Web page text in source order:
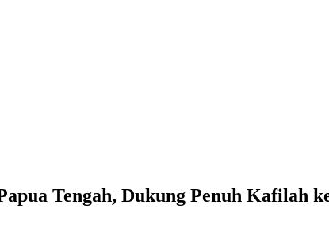
Tengah, Dukung Penuh Kafilah